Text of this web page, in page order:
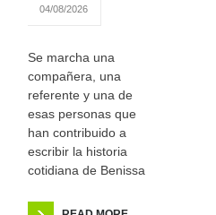
04/08/2026
Se marcha una
compañera, una
referente y una de
esas personas que
han contribuido a
escribir la historia
cotidiana de Benissa